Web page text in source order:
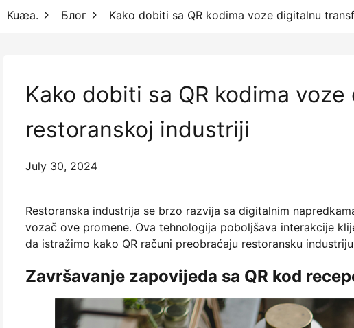
Kuæa. Блог Kako dobiti sa QR kodima voze digitalnu
Kako dobiti sa QR kodima
restoranskoj industriji
July 30, 2024
Restoranska industrija se brzo razvija sa digitalnim
vozač ove promene. Ova tehnologija poboljšava interakcije
da istražimo kako QR računi preobraćaju restoransku
Završavanje zapovijeda sa QR kod